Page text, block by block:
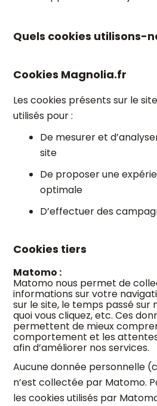
Quels cookies utilisons-
Cookies Magnolia.fr
Les cookies présents sur le
utilisés pour :
De mesurer et
site
De proposer une
optimale
D’effectuer des
Cookies tiers
Matomo :
Matomo nous permet de
informations sur votre
sur le site, le temps passé sur
quoi vous cliquez, etc. Ces
permettent de mieux
comportement et les
afin d’améliorer nos services.
Aucune donnée personnelle
n’est collectée par Matomo.
les cookies utilisés par